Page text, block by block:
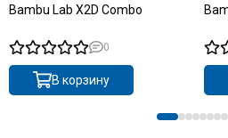
Bambu Lab X2D Combo
0
В корзину